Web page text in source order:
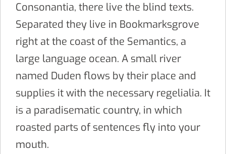
Consonantia, there live the blind texts.
Separated they live in Bookmarksgrove
right at the coast of the Semantics, a
large language ocean. A small river
named Duden flows by their place and
supplies it with the necessary regelialia. It
is a paradisematic country, in which
roasted parts of sentences fly into your
mouth.